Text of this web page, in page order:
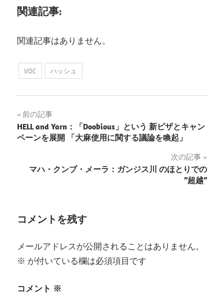
関連記事:
関連記事はありません。
VOC ハッシュ
投
稿
ー
ョ
前の記事
HELL and Yarn：「Doobious」という 新ピザとキャン
ペーンを展開 「大麻使用に関する議論を喚起」
次の記事
マハ・クンブ・メーラ：ガンジス川 のほとりでの
”超越”
コメントを残す
メールアドレスが公開されることはありません。
※ が付いている欄は必須項目です
コメント ※